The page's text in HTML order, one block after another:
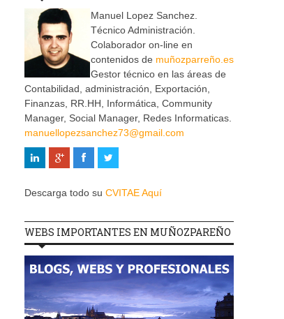
Manuel Lopez Sanchez.
Técnico Administración.
Colaborador on-line en
contenidos de muñozparreño.es
Gestor técnico en las áreas de
Contabilidad, administración, Exportación,
Finanzas, RR.HH, Informática, Community
Manager, Social Manager, Redes Informaticas.
manuellopezsanchez73@gmail.com
Descarga todo su CVITAE Aquí
WEBS IMPORTANTES EN MUÑOZPAREÑO